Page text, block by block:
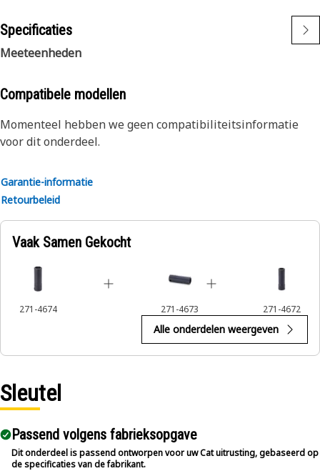
• 6-punts, 9/16 inch slagdop
• Diep
• 3/8 inch vierkante aandrijving
Specificaties
Meeteenheden
Compatibele modellen
Momenteel hebben we geen compatibiliteitsinformatie
voor dit onderdeel.
Garantie-informatie
Retourbeleid
Vaak Samen Gekocht
271-4674 271-4673 271-4672
Alle onderdelen weergeven
Sleutel
Passend volgens fabrieksopgave
Dit onderdeel is passend ontworpen voor uw Cat uitrusting, gebaseerd op
de specificaties van de fabrikant.